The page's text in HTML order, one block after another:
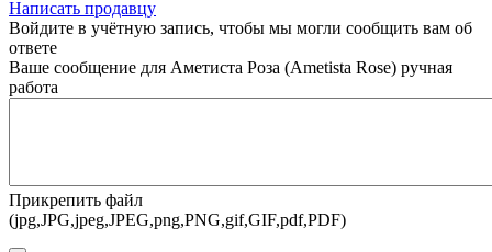
Написать продавцу
Войдите в учётную запись, чтобы мы могли сообщить вам об
ответе
Ваше сообщение для Аметиста Роза (Ametista Rosе) ручная
работа
Прикрепить файл
(jpg,JPG,jpeg,JPEG,png,PNG,gif,GIF,pdf,PDF)